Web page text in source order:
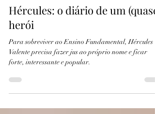
blogsupermae
12 de fev. de 2025
3 min de leitura
Hércules: o diário de um (quase)
herói
Para sobreviver ao Ensino Fundamental, Hércules
forte, interessante e popular.